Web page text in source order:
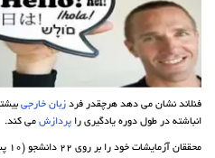
فنلاند نشان می دهد هرچقدر فرد زبان خارجی
انباشته در طول دوره یادگیری را پردازش می کند.